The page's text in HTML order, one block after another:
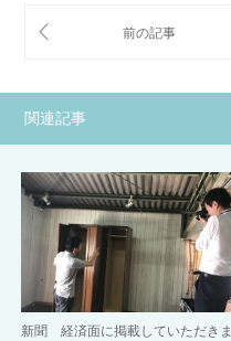
関連記事
新聞 経済面に掲載していただきま